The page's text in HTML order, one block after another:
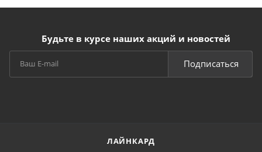
Будьте в курсе наших акций и новостей
Подписаться
ЛАЙНКАРД